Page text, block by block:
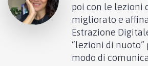
poi con le lezioni
migliorato e
Estrazione
“lezioni di
modo di